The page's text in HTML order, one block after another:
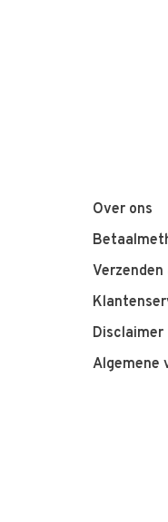
Over ons
Disclaimer
Algemene